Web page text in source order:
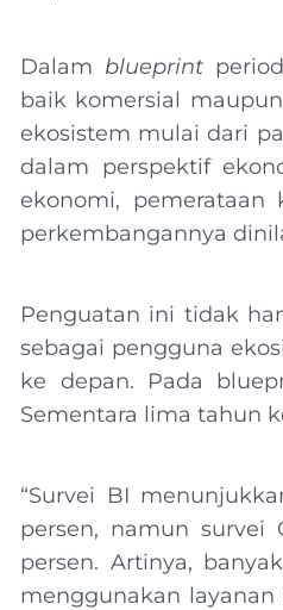
Dalam blueprint
baik komersial
ekosistem mulai dari
dalam perspektif
ekonomi, pemerataan
perkembangannya
Penguatan ini tidak
sebagai pengguna
ke depan. Pada
Sementara lima tahun
“Survei BI
persen, namun survei
persen. Artinya,
menggunakan